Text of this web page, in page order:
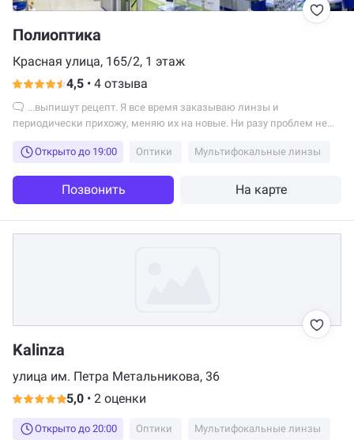
Полиоптика
Красная улица, 165/2, 1 этаж
4,5 • 4 отзыва
периодически прихожу, меняю их на новые. Ни разу проблем не
Открыто до 19:00
Оптики Мультифокальные линзы
Позвонить На карте
Kalinza
улица им. Петра Метальникова, 36
5,0 • 2 оценки
Открыто до 20:00 Оптики Мультифокальные линзы